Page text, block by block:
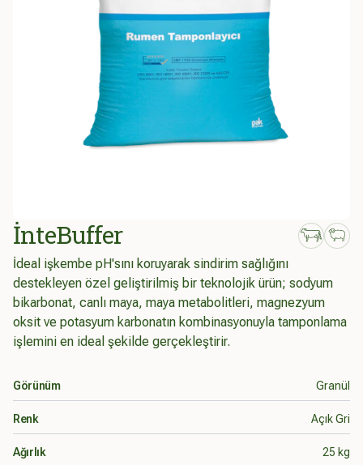
İnteBuffer
İdeal işkembe pH'sını koruyarak sindirim sağlığını
destekleyen özel geliştirilmiş bir teknolojik ürün; sodyum
bikarbonat, canlı maya, maya metabolitleri, magnezyum
oksit ve potasyum karbonatın kombinasyonuyla tamponlama
işlemini en ideal şekilde gerçekleştirir.
Ürün bilgileri
Görünüm Granül
Renk Açık Gri
Ağırlık 25 kg